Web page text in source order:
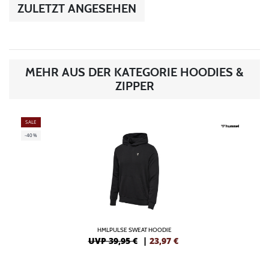
ZULETZT ANGESEHEN
MEHR AUS DER KATEGORIE HOODIES &
ZIPPER
SALE
-40%
HMLPULSE SWEAT HOODIE
UVP 39,95 € | 23,97 €